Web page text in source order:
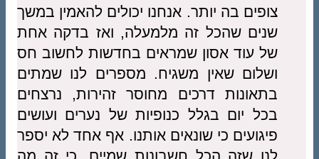
צופים בה יותר. אנחנו יכולים להאמין במשך
שנים שהכל זה מלמעלה, ואז בדקה אחת
של עוד אסון שמראים בחדשות לחשוב חס
ושלום שאין משגיח. מספרים לנו שמתים
בתאונות דרכים מחוסר זהירות, נרצחים
בכל יום בגלל כנופיות של נערים ועושים
פיגועים כי שונאים אותנו. אף אחד לא יספר